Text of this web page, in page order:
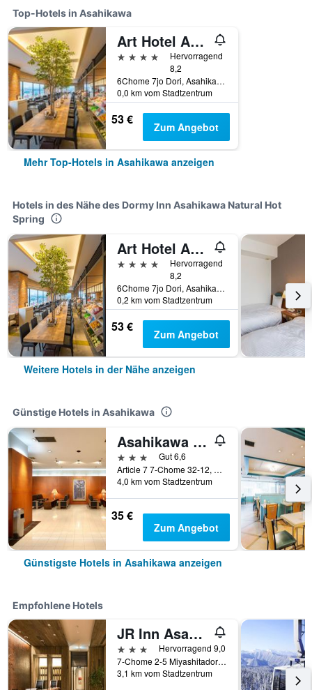
Top-Hotels in Asahikawa
Art Hotel Asahikawa
4 Sterne
Hervorragend
8,2
6Chome 7jo Dori, Asahikawa, Japan
0,0 km vom Stadtzentrum
53 € Zum Angebot
Mehr Top-Hotels in Asahikawa anzeigen
Hotels in des Nähe des Dormy Inn Asahikawa Natural Hot
Spring
Art Hotel Asahikawa
4 Sterne
Hervorragend
8,2
6Chome 7jo Dori, Asahikawa, Japan
0,2 km vom Stadtzentrum
53 € Zum Angebot
Weitere Hotels in der Nähe anzeigen
Günstige Hotels in Asahikawa
Asahikawa Toyo Hotel
3 Sterne
Gut 6,6
Article 7 7-Chome 32-12, Asahikawa, Japan
4,0 km vom Stadtzentrum
35 €
Zum Angebot
Günstigste Hotels in Asahikawa anzeigen
Empfohlene Hotels
JR Inn Asahikawa
3 Sterne
Hervorragend 9,0
7-Chome 2-5 Miyashitadori, Asahikawa, Japan
3,1 km vom Stadtzentrum